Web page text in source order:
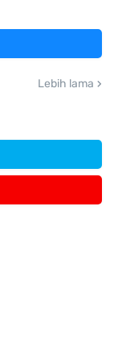
Lebih lama